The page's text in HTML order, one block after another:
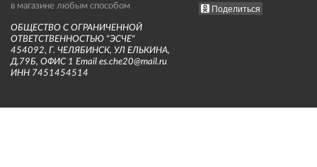
в магазине любым способом
ОБЩЕСТВО С ОГРАНИЧЕННОЙ
ОТВЕТСТВЕННОСТЬЮ "ЭСЧЕ"
454092, Г. ЧЕЛЯБИНСК, УЛ ЕЛЬКИНА,
Д.79Б, ОФИС 1 Email es.che20@mail.ru
ИНН 7451454514
Поделиться